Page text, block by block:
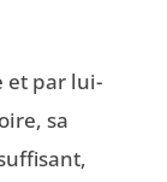
et par lui-
sa